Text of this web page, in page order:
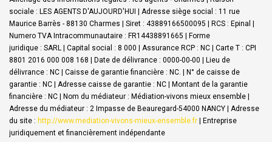
sociale : LES AGENTS D'AUJOURD'HUI | Adresse siège social : 11 rue
Maurice Barrès - 88130 Charmes | Siret : 43889166500095 | RCS : Epinal |
Numero TVA Intracommunautaire : FR14438891665 | Forme
juridique : SARL | Capital social : 8 000 | Assurance RCP : NC | Carte T : CPI
8801 2016 000 008 168 | Date de délivrance : 0000-00-00 | Lieu de
délivrance : NC | Caisse de garantie financière : NC. | N° de caisse de
garantie : NC | Adresse caisse de garantie : NC | Montant de la garantie
financière : NC | Nom du médiateur : Médiation-vivons mieux ensemble |
Adresse du médiateur : 2 Impasse de Beauregard-54000 NANCY | Adresse
du site : http://www.mediation-vivons-mieux-ensemble.fr | Entreprise
juridiquement et financièrement indépendante